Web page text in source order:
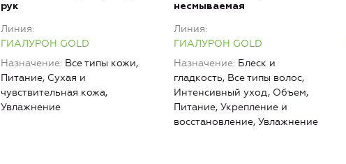
рук
Линия
ГИАЛУРОН GOLD
Назначение Все типы кожи,
Питание, Сухая и
чувствительная кожа,
Увлажнение
несмываемая
Линия
ГИАЛУРОН GOLD
Назначение Блеск и
гладкость, Все типы волос,
Интенсивный уход, Объем,
Питание, Укрепление и
восстановление, Увлажнение